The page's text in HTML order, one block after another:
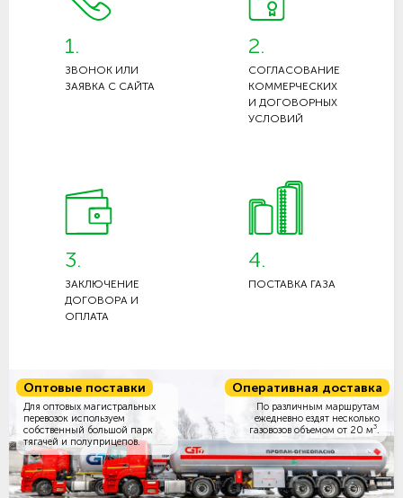
1.
ЗВОНОК ИЛИ
ЗАЯВКА С САЙТА
2.
СОГЛАСОВАНИЕ
КОММЕРЧЕСКИХ
И ДОГОВОРНЫХ
УСЛОВИЙ
3.
ЗАКЛЮЧЕНИЕ
ДОГОВОРА И
ОПЛАТА
4.
ПОСТАВКА ГАЗА
Оптовые поставки
Для оптовых магистральных
перевозок используем
собственный большой парк
тягачей и полуприцепов.
Оперативная доставка
По различным маршрутам
ежедневно ездят несколько
газовозов объемом от 20 м3